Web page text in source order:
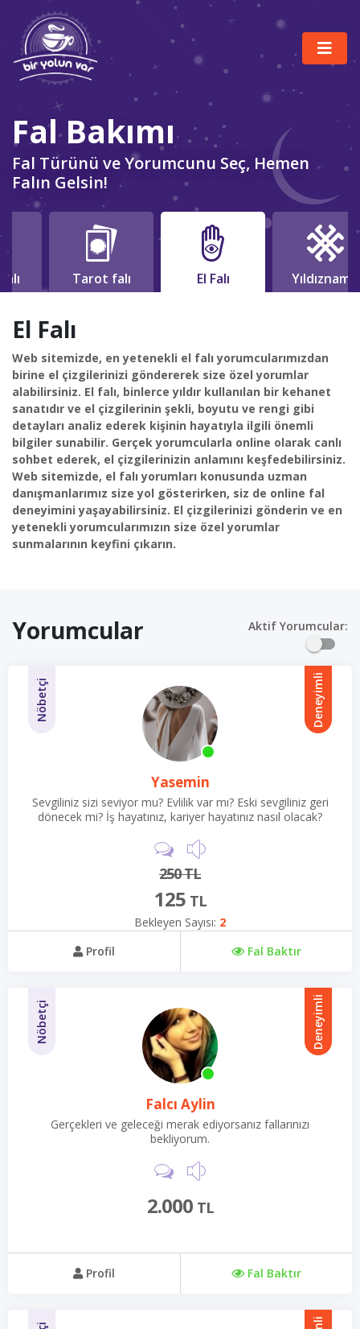
Fal Bakımı
Fal Türünü ve Yorumcunu Seç, Hemen
Falın Gelsin!
Tarot falı El Falı Yıldızname
El Falı
Web sitemizde, en yetenekli el falı yorumcularımızdan
birine el çizgilerinizi göndererek size özel yorumlar
alabilirsiniz. El falı, binlerce yıldır kullanılan bir kehanet
sanatıdır ve el çizgilerinin şekli, boyutu ve rengi gibi
detayları analiz ederek kişinin hayatıyla ilgili önemli
bilgiler sunabilir. Gerçek yorumcularla online olarak canlı
sohbet ederek, el çizgilerinizin anlamını keşfedebilirsiniz.
Web sitemizde, el falı yorumları konusunda uzman
danışmanlarımız size yol gösterirken, siz de online fal
deneyimini yaşayabilirsiniz. El çizgilerinizi gönderin ve en
yetenekli yorumcularımızın size özel yorumlar
sunmalarının keyfini çıkarın.
Yorumcular Aktif Yorumcular:
Nöbetçi Deneyimli
Yasemin
Sevgiliniz sizi seviyor mu? Evlilik var mı? Eski sevgiliniz geri
dönecek mi? İş hayatınız, kariyer hayatınız nasıl olacak?
gelin beraber çözelim.
250 TL
125 TL
Bekleyen Sayısı: 2
Profil
Fal Baktır
Nöbetçi Deneyimli
Falcı Aylin
Gerçekleri ve geleceği merak ediyorsanız fallarınızı
bekliyorum.
2.000 TL
Profil Fal Baktır